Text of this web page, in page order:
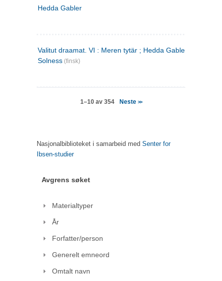
Hedda Gabler
Valitut draamat. VI : Meren tytär ; Hedda Gabler ;
Solness (finsk)
1–10 av 354 Neste >>
Nasjonalbiblioteket i samarbeid med Senter for
Ibsen-studier
Avgrens søket
Materialtyper
År
Forfatter/person
Generelt emneord
Omtalt navn